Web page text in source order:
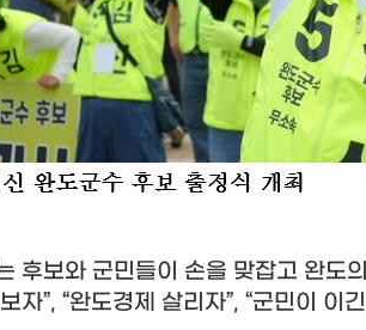
후보와 군민들이 손을 맞잡고 완도
자”, “완도경제 살리자”, “군민이 이